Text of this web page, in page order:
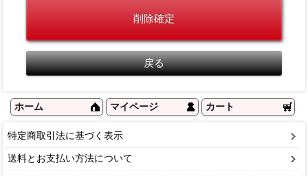
ホーム マイページ カート
特定商取引法に基づく表示
送料とお支払い方法について